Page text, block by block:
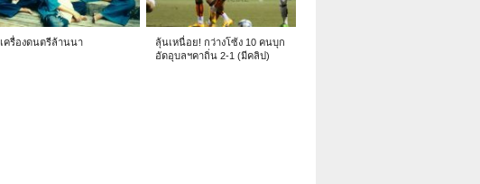
เครื่องดนตรีล้านนา
ลุ้นเหนื่อย! กว่างโซ้ง 10 คนบุก
อัดอุบลฯคาถิ่น 2-1 (มีคลิป)